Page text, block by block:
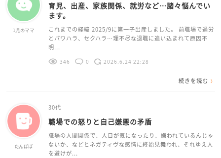
1児のママ
育児、出産、家族関係、就労など…諸々悩んでい
ます。
これまでの経緯 2025/9に第一子出産しました。 前職場で過労
とパワハラ、セクハラ…理不尽な退職に追い込まれて原因不
明...
346 0 2026.6.24 22:28
続きを読む
たんぽぽ
30代
職場での怒りと自己嫌悪の矛盾
職場の人間関係で、人目が気になったり、嫌われているんじゃ
ないか、などとネガティヴな感情に終始見舞われ、それゆえ人
を避けが...